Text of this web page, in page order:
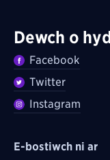
Dewch o
Facebook
Twitter
Instagram
E-bostiwch ni ar